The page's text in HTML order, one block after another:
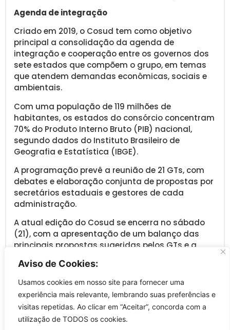
Aviso de Cookies:
Usamos cookies em nosso site para fornecer uma
experiência mais relevante, lembrando suas preferências e
visitas repetidas. Ao clicar em “Aceitar”, concorda com a
utilização de TODOS os cookies.
Agenda de integração
Criado em 2019, o Cosud tem como objetivo
principal a consolidação da agenda de
integração e cooperação entre os governos dos
sete estados que compõem o grupo, em temas
que atendem demandas econômicas, sociais e
ambientais.
Com uma população de 119 milhões de
habitantes, os estados do consórcio concentram
70% do Produto Interno Bruto (PIB) nacional,
segundo dados do Instituto Brasileiro de
Geografia e Estatística (IBGE).
A programação prevê a reunião de 21 GTs, com
debates e elaboração conjunta de propostas por
secretários estaduais e gestores de cada
administração.
A atual edição do Cosud se encerra no sábado
(21), com a apresentação de um balanço das
principais propostas sugeridas pelos GTs e a
formalizar as principais discussões do evento,
reafirmar o compromisso dos estados do Sul e
do Sudeste com o desenvolvimento econômico e
social do Brasil e encaminhar as próximas ações
do consórcio.